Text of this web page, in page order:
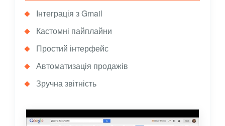
Інтеграція з Gmail
Кастомні пайплайни
Простий інтерфейс
Автоматизація продажів
Зручна звітність